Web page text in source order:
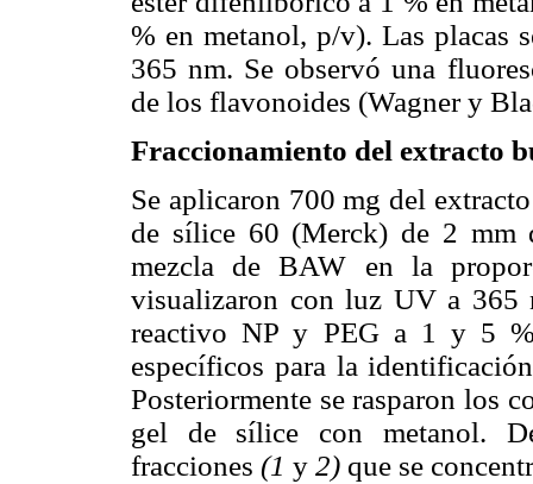
% en metanol, p/v). Las placas
365 nm. Se observó una
de los flavonoides (Wagner y
Fraccionamiento del extracto
Se aplicaron 700 mg del
de sílice 60 (Merck) de 2 mm
mezcla de BAW en la
visualizaron con luz UV a 365
reactivo NP y PEG a 1 y 5 %
específicos para la
Posteriormente se rasparon los
gel de sílice con metanol.
fracciones (1 y 2) que se